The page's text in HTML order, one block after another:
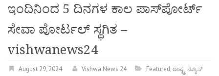
ಇಂದಿನಿಂದ 5 ದಿನಗಳ ಕಾಲ ಪಾಸ್‌ಪೋರ್ಟ್
ಸೇವಾ ಪೋರ್ಟಲ್ ಸ್ಥಗಿತ –
vishwanews24
August 29, 2024 Vishwa News 24 Featured,ರಾಷ್ಟ್ರ ನ್ಯೂಸ್